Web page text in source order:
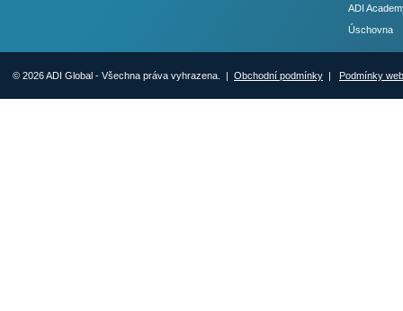
ADI
Úschovna
© 2026 ADI Global - Všechna práva vyhrazena. | Obchodní podmínky | Podmínky